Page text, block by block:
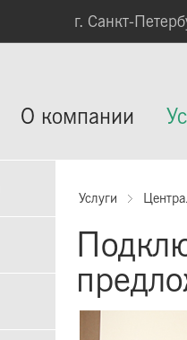
г. Санкт-
О компании
Услуги